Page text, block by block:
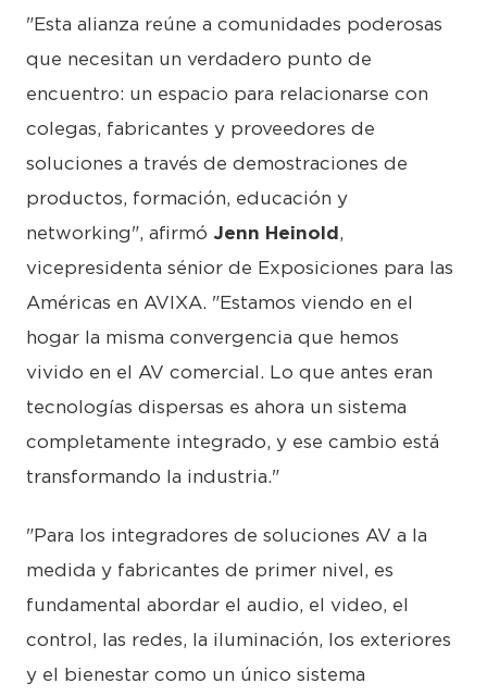
"Esta alianza reúne a comunidades poderosas
que necesitan un verdadero punto de
encuentro: un espacio para relacionarse con
colegas, fabricantes y proveedores de
soluciones a través de demostraciones de
productos, formación, educación y
networking", afirmó Jenn Heinold,
vicepresidenta sénior de Exposiciones para las
Américas en AVIXA. "Estamos viendo en el
hogar la misma convergencia que hemos
vivido en el AV comercial. Lo que antes eran
tecnologías dispersas es ahora un sistema
completamente integrado, y ese cambio está
transformando la industria."
"Para los integradores de soluciones AV a la
medida y fabricantes de primer nivel, es
fundamental abordar el audio, el video, el
control, las redes, la iluminación, los exteriores
y el bienestar como un único sistema